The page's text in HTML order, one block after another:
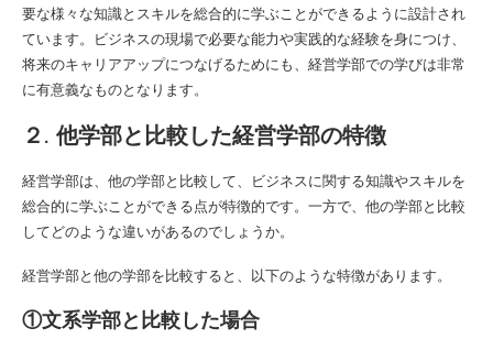
要な様々な知識とスキルを総合的に学ぶことができるように設計され
ています。ビジネスの現場で必要な能力や実践的な経験を身につけ、
将来のキャリアアップにつなげるためにも、経営学部での学びは非常
に有意義なものとなります。
２. 他学部と比較した経営学部の特徴
経営学部は、他の学部と比較して、ビジネスに関する知識やスキルを
総合的に学ぶことができる点が特徴的です。一方で、他の学部と比較
してどのような違いがあるのでしょうか。
経営学部と他の学部を比較すると、以下のような特徴があります。
①文系学部と比較した場合